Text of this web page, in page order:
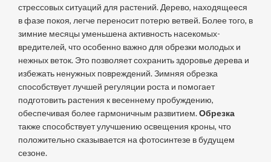
стрессовых ситуаций для растений. Дерево, находящееся
в фазе покоя, легче переносит потерю ветвей. Более того, в
зимние месяцы уменьшена активность насекомых-
вредителей, что особенно важно для обрезки молодых и
нежных веток. Это позволяет сохранить здоровье дерева и
избежать ненужных повреждений. Зимняя обрезка
способствует лучшей регуляции роста и помогает
подготовить растения к весеннему пробуждению,
обеспечивая более гармоничным развитием.Обрезка
также способствует улучшению освещения кроны, что
положительно сказывается на фотосинтезе в будущем
сезоне.